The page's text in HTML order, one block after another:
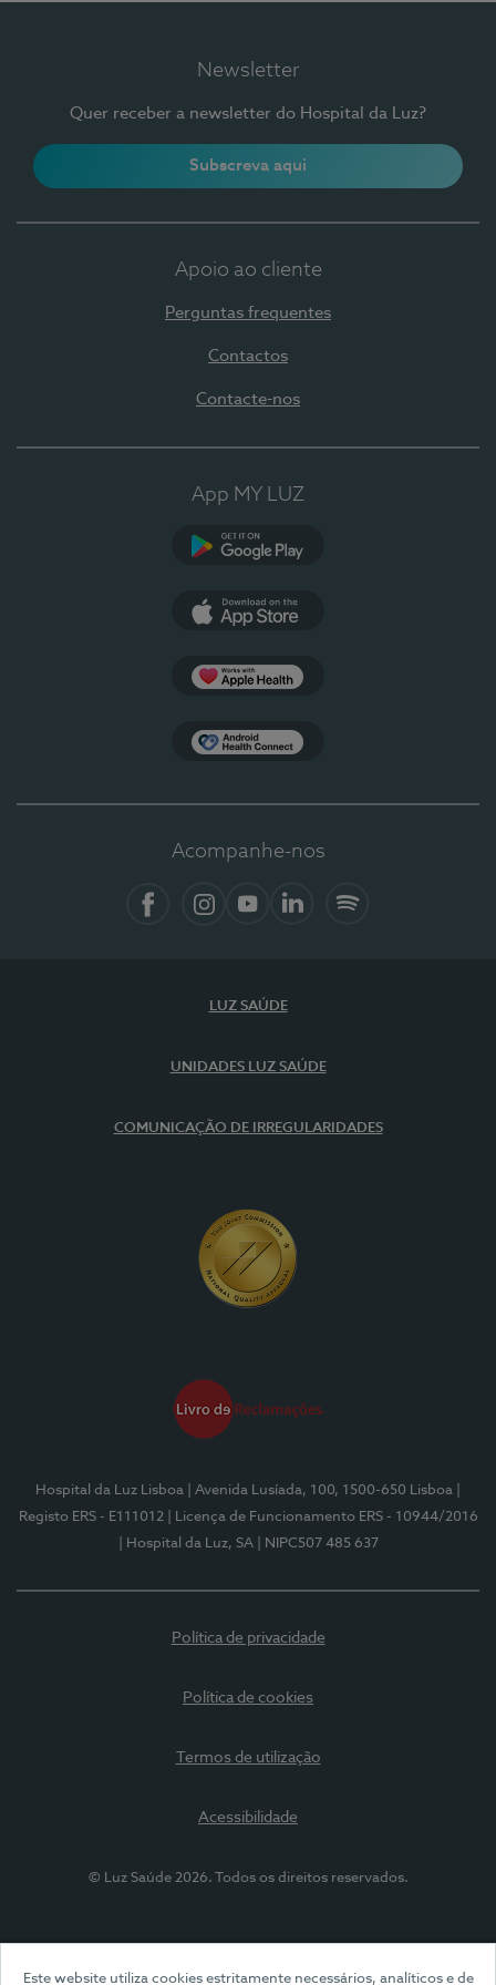
Este website utiliza cookies estritamente necessários, analíticos e de
Newsletter
Quer receber a newsletter do Hospital da Luz?
Subscreva aqui
Apoio ao cliente
Perguntas frequentes
Contactos
Contacte-nos
App MY LUZ
Acompanhe-nos
LUZ SAÚDE
UNIDADES LUZ SAÚDE
COMUNICAÇÃO DE IRREGULARIDADES
Hospital da Luz Lisboa | Avenida Lusíada, 100, 1500-650 Lisboa
Registo ERS - E111012
| Licença de Funcionamento ERS - 10944/2016
| Hospital da Luz, SA
| NIPC507 485 637
Política de privacidade
Política de cookies
Termos de utilização
Acessibilidade
© Luz Saúde 2026. Todos os direitos reservados.